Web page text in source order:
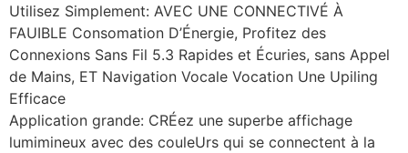
Utilisez Simplement: AVEC UNE CONNECTIVÉ À
FAUIBLE Consomation D’Énergie, Profitez des
Connexions Sans Fil 5.3 Rapides et Écuries, sans Appel
de Mains, ET Navigation Vocale Vocation Une Upiling
Efficace
Application grande: CRÉez une superbe affichage
lumimineux avec des couleUrs qui se connectent à la